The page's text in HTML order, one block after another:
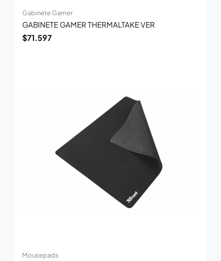
Gabinete Gamer
GABINETE GAMER THERMALTAKE VER
$71.597
Mousepads